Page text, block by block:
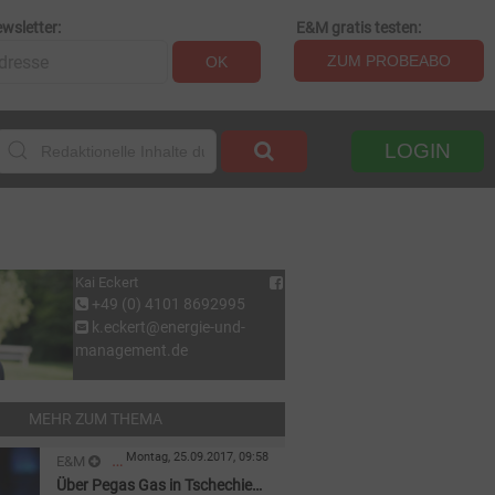
OK
E&M gratis testen:
ZUM PROBEABO
LOGIN
Kai Eckert
+49 (0) 4101 8692995
k.eckert@energie-und-
management.de
MEHR ZUM THEMA
E&M
GAS
Montag, 25.09.2017, 09:58
Über Pegas Gas in Tschechien